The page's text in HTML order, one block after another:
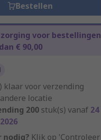
Bestellen
voor bestellingen
€ 90,00
klaar voor verzending
locatie
200 stuk(s) vanaf 24
Klik op 'Controleer